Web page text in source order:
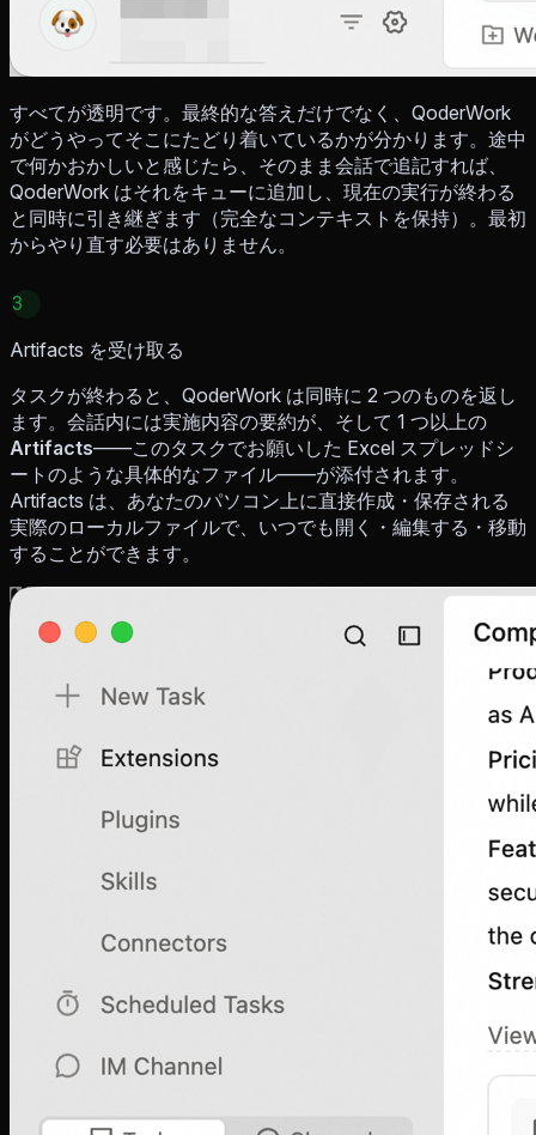
すべてが透明です。最終的な答えだけでなく、QoderWork
がどうやってそこにたどり着いているかが分かります。途中
で何かおかしいと感じたら、そのまま会話で追記すれば、
QoderWork はそれをキューに追加し、現在の実行が終わる
と同時に引き継ぎます（完全なコンテキストを保持）。最初
からやり直す必要はありません。
3
Artifacts を受け取る
タスクが終わると、QoderWork は同時に 2 つのものを返し
ます。会話内には実施内容の要約が、そして 1 つ以上の
Artifacts——このタスクでお願いした Excel スプレッドシ
ートのような具体的なファイル——が添付されます。
Artifacts は、あなたのパソコン上に直接作成・保存される
実際のローカルファイルで、いつでも開く・編集する・移動
することができます。